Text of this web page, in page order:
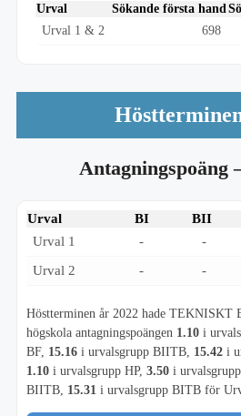
Urval Sökande första hand
Urval 1 & 2
698
Antagningspoäng
Urval BI BII
Urval 1
- -
Urval 2
- -
Höstterminen år 2022 hade TEKNISKT
högskola antagningspoängen 1.10 i
BF, 15.16 i urvalsgrupp BIITB, 15.42 i
1.10 i urvalsgrupp HP, 3.50 i
BIITB, 15.31 i urvalsgrupp BITB för